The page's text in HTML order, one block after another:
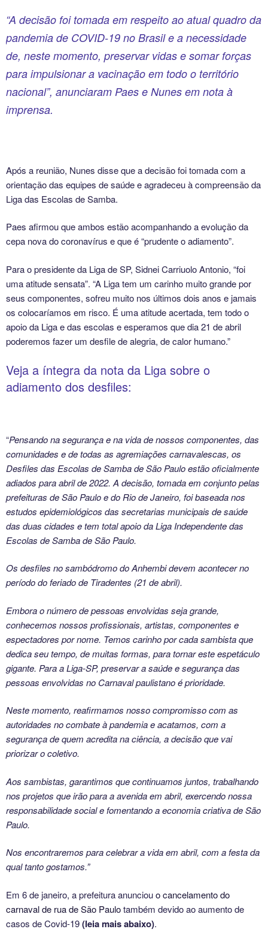
“A decisão foi tomada em respeito ao atual quadro da
pandemia de COVID-19 no Brasil e a necessidade
de, neste momento, preservar vidas e somar forças
para impulsionar a vacinação em todo o território
nacional”, anunciaram Paes e Nunes em nota à
imprensa.
Após a reunião, Nunes disse que a decisão foi tomada com a
orientação das equipes de saúde e agradeceu à compreensão da
Liga das Escolas de Samba.
Paes afirmou que ambos estão acompanhando a evolução da
cepa nova do coronavírus e que é “prudente o adiamento”.
Para o presidente da Liga de SP, Sidnei Carriuolo Antonio, “foi
uma atitude sensata”. “A Liga tem um carinho muito grande por
seus componentes, sofreu muito nos últimos dois anos e jamais
os colocaríamos em risco. É uma atitude acertada, tem todo o
apoio da Liga e das escolas e esperamos que dia 21 de abril
poderemos fazer um desfile de alegria, de calor humano.”
Veja a íntegra da nota da Liga sobre o
adiamento dos desfiles:
“Pensando na segurança e na vida de nossos componentes, das
comunidades e de todas as agremiações carnavalescas, os
Desfiles das Escolas de Samba de São Paulo estão oficialmente
adiados para abril de 2022. A decisão, tomada em conjunto pelas
prefeituras de São Paulo e do Rio de Janeiro, foi baseada nos
estudos epidemiológicos das secretarias municipais de saúde
das duas cidades e tem total apoio da Liga Independente das
Escolas de Samba de São Paulo.
Os desfiles no sambódromo do Anhembi devem acontecer no
período do feriado de Tiradentes (21 de abril).
Embora o número de pessoas envolvidas seja grande,
conhecemos nossos profissionais, artistas, componentes e
espectadores por nome. Temos carinho por cada sambista que
dedica seu tempo, de muitas formas, para tornar este espetáculo
gigante. Para a Liga-SP, preservar a saúde e segurança das
pessoas envolvidas no Carnaval paulistano é prioridade.
Neste momento, reafirmamos nosso compromisso com as
autoridades no combate à pandemia e acatamos, com a
segurança de quem acredita na ciência, a decisão que vai
priorizar o coletivo.
Aos sambistas, garantimos que continuamos juntos, trabalhando
nos projetos que irão para a avenida em abril, exercendo nossa
responsabilidade social e fomentando a economia criativa de São
Paulo.
Nos encontraremos para celebrar a vida em abril, com a festa da
qual tanto gostamos.”
Em 6 de janeiro, a prefeitura anunciouo cancelamento do
carnaval de rua de São Paulotambém devido ao aumento de
casos de Covid-19(leia mais abaixo).